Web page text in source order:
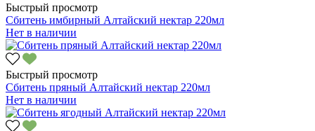
Быстрый просмотр
Сбитень имбирный Алтайский нектар 220мл
Нет в наличии
Быстрый просмотр
Сбитень пряный Алтайский нектар 220мл
Нет в наличии